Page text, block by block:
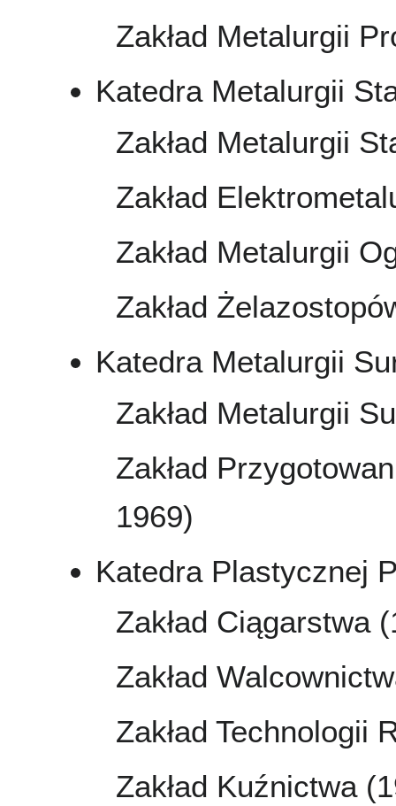
Zakład Metalurgii
Katedra Metalurgii
Zakład Metalurgii
Zakład
Zakład Metalurgii
Zakład
Katedra Metalurgii
Zakład Metalurgii
Zakład
1969)
Katedra Plastycznej
Zakład Ciągarstwa
Zakład
Zakład Technologii
Zakład Kuźnictwa